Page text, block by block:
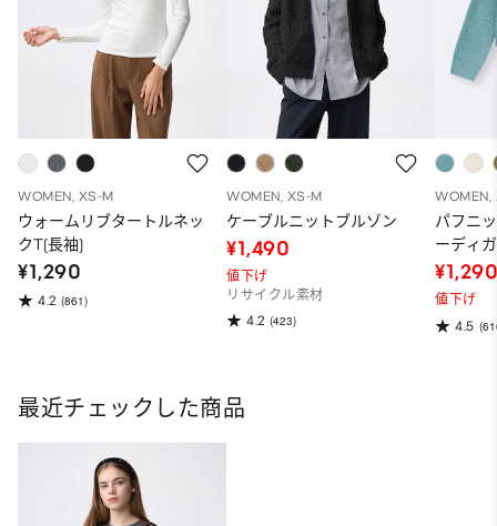
WOMEN, XS-M
ウォームリブタートルネッ
クT(長袖)
¥1,290
4.2 (861)
WOMEN, XS-M
ケーブルニットブルゾン
¥1,490
値下げ
リサイクル素材
4.2 (423)
WOMEN,
パフニ
ーディ
品)
値下げ
4.5
最近チェックした商品